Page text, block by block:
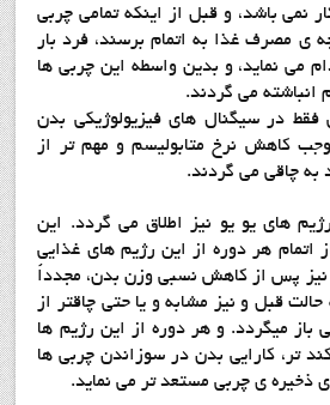
نمی باشد، و قبل از اینکه تمامی چربی
ی مصرف غذا به اتمام برسند، فرد بار
می نماید، و بدین واسطه این چربی ها
انباشته می گردند.
در سیگنال های فیزیولوژیکی بدن
کاهش نرخ متابولیسم و مهم تر از
به چاقی می گردند.
های یو یو نیز اطلاق می گردد. این
هر دوره از این رژیم های غذایی
پس از کاهش نسبی وزن بدن، مجدداً
قبل و نیز مشابه و یا حتی چاقتر از
باز میگردد. و هر دوره از این رژیم ها
تر، کارایی بدن در سوزاندن چربی ها
ذخیره ی چربی مستعد تر می نماید.